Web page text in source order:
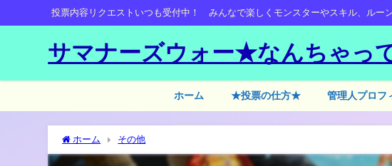
投票内容リクエストいつも受付中！ みんなで楽しくモンスターやスキル、ルー
サマナーズウォー★なんちゃっ
ホーム ★投票の仕方★ 管理人プロフ
ホーム その他